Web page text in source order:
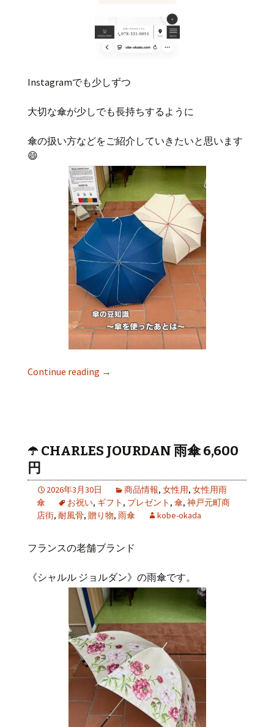
Instagramでも少しずつ
大切な傘が少しでも長持ちするように
傘の扱い方などをご紹介していきたいと思います
😄
Continue reading →
☂️ CHARLES JOURDAN 雨傘 6,600
円
2026年3月30日 商品情報, 女性用, 女性用雨
傘
お祝い, ギフト , プレゼント , 傘, 神戸元町商
店街, 耐風骨, 贈り物, 雨傘 kobe-okada
フランスの老舗ブランド
《シャルル ジョルダン》の雨傘です。